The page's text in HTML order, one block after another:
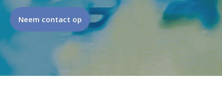
Neem contact op